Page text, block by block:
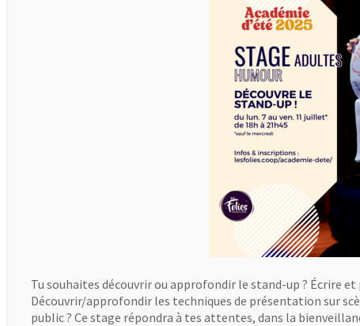
Tu souhaites découvrir ou approfondir le stand-up ? Écrire
Découvrir/approfondir les techniques de présentation sur
public ? Ce stage répondra à tes attentes, dans la